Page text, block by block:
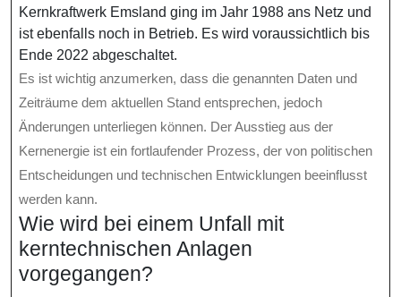
Kernkraftwerk Emsland ging im Jahr 1988 ans Netz und
ist ebenfalls noch in Betrieb. Es wird voraussichtlich bis
Ende 2022 abgeschaltet.
Es ist wichtig anzumerken, dass die genannten Daten und
Zeiträume dem aktuellen Stand entsprechen, jedoch
Änderungen unterliegen können. Der Ausstieg aus der
Kernenergie ist ein fortlaufender Prozess, der von politischen
Entscheidungen und technischen Entwicklungen beeinflusst
werden kann.
Wie wird bei einem Unfall mit
kerntechnischen Anlagen
vorgegangen?